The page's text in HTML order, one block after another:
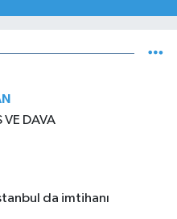
VE DAVA
da imtihanı